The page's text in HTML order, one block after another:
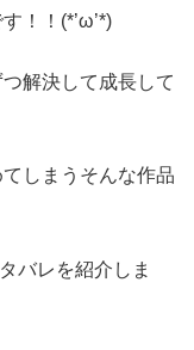
！！(*’ω’*)
解決して成長して
しまうそんな作品
バレを紹介しま